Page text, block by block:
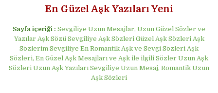
En Güzel Aşk Yazıları Yeni
Sayfa içeriği : Sevgiliye Uzun Mesajlar, Uzun Güzel Sözler ve
Yazılar Aşk Sözü Sevgiliye Aşk Sözleri Güzel Aşk Sözleri Aşk
Sözlerim Sevgiliye En Romantik Aşk ve Sevgi Sözleri Aşk
Sözleri, En Güzel Aşk Mesajları ve Aşk ile ilgili Sözler Uzun Aşk
Sözleri Uzun Aşk Yazıları Sevgiliye Uzun Mesaj, Romantik Uzun
Aşk Sözleri